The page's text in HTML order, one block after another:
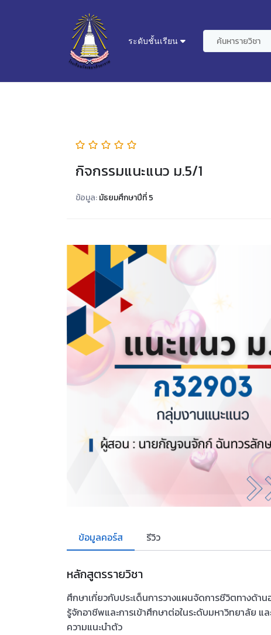
ระดับชั้นเรียน
กิจกรรมแนะแนว ม.5/1
ข้อมูล:มัธยมศึกษาปีที่ 5
ข้อมูลคอร์ส รีวิว
หลักสูตรรายวิชา
ศึกษาเกี่ยวกับประเด็นการวางแผนจัดการชีวิตทางด้า
รู้จักอาชีพและการเข้าศึกษาต่อในระดับมหาวิทยาลัย
ความแนะนำตัว